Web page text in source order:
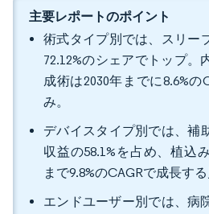
主要レポートのポイント
術式タイプ別では、スリー
72.12%のシェアでトップ。
成術は2030年までに8.6%
み。
デバイスタイプ別では、補
収益の58.1%を占め、植込
まで9.8%のCAGRで成長する
エンドユーザー別では、病